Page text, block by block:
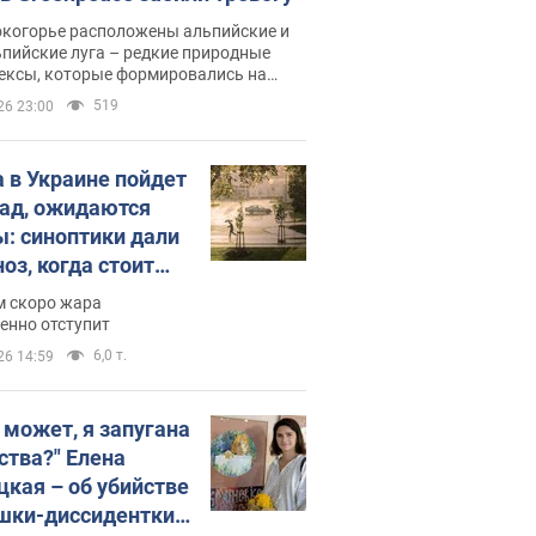
расположены альпийские и
луга – редкие природные
которые формировались на
сотен лет
23:00 519
Украине пойдет
ожидаются
синоптики дали
когда стоит
изменения
скоро жара
отступит
14:59 6,0 т.
я запугана
Елена
– об убийстве
диссидентки